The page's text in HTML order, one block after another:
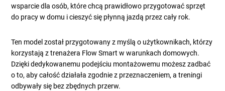
wsparcie dla osób, które chcą prawidłowo przygotować sprzęt
do pracy w domu i cieszyć się płynną jazdą przez cały rok.
Ten model został przygotowany z myślą o użytkownikach, którzy
korzystają z trenażera Flow Smart w warunkach domowych.
Dzięki dedykowanemu podejściu montażowemu możesz zadbać
o to, aby całość działała zgodnie z przeznaczeniem, a treningi
odbywały się bez zbędnych przerw.